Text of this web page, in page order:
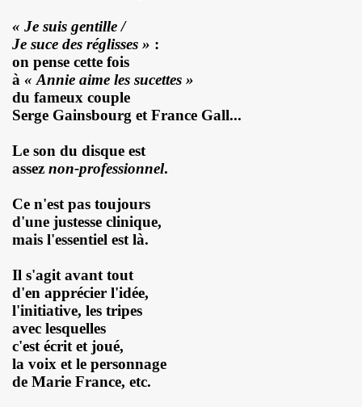
« Je suis gentille /
Je suce des réglisses » :
on pense cette fois
à « Annie aime les sucettes »
du fameux couple
Serge Gainsbourg et France Gall...
Le son du disque est
assez non-professionnel.
Ce n'est pas toujours
d'une justesse clinique,
mais l'essentiel est là.
Il s'agit avant tout
d'en apprécier l'idée,
l'initiative, les tripes
avec lesquelles
c'est écrit et joué,
la voix et le personnage
de Marie France, etc.
: les Mémoires du batteur de VINCE TAYLOR et
Berlin"), concert "Paradigmes" le 7 octobre 2021
(piano), concerts "Dans la peau" les 5 et 6 octobre
Berlin"), premier concert avec public du
de JACQUES DUVALL, musique de LEONARD
avec ALEXANDRE WETTER : chronique detaillee.
(2016) de DR JOHN COOPER CLARKE et HUGH
FRANCE le 7 decembre 2019 au Silencio (Paris) :
PARIS : chronique detaillee.
FAMILY les 19 et 20 decembre 2019 a La